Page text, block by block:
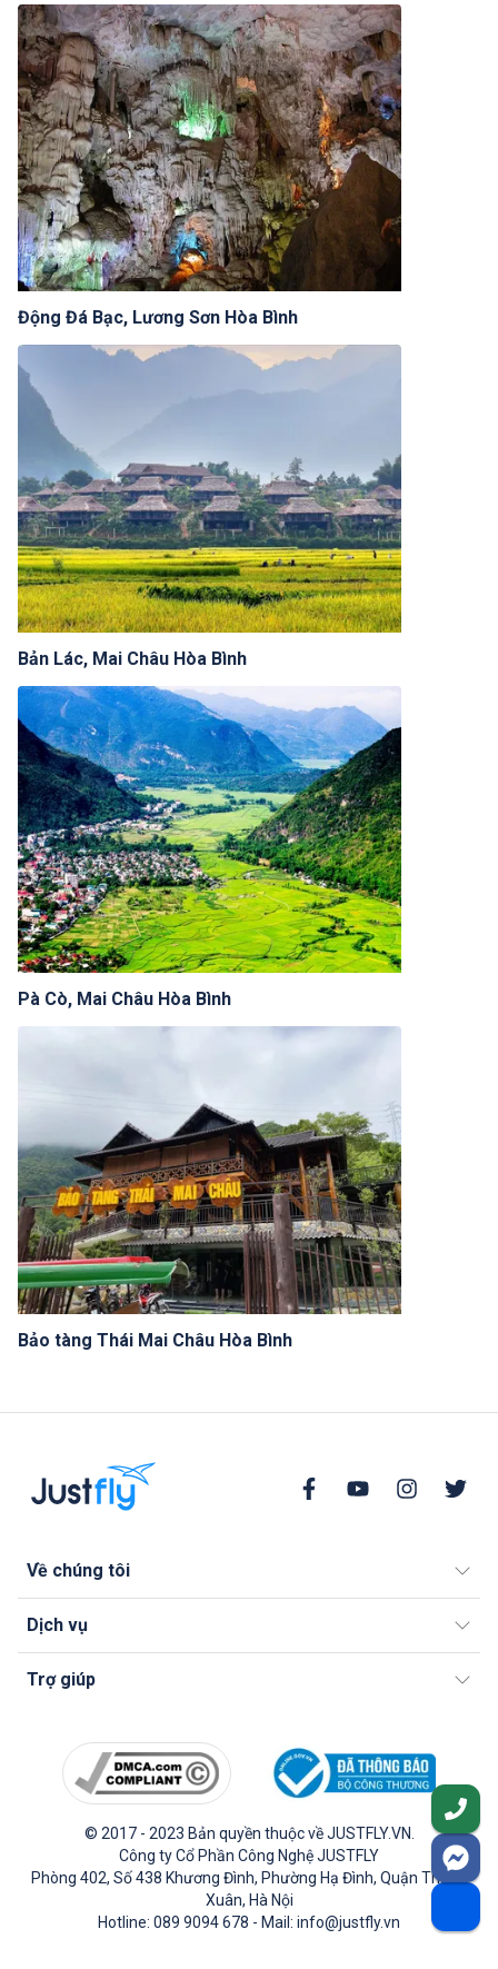
Động Đá Bạc, Lương Sơn Hòa Bình
Bản Lác, Mai Châu Hòa Bình
Pà Cò, Mai Châu Hòa Bình
Bảo tàng Thái Mai Châu Hòa Bình
Về chúng tôi
Dịch vụ
Trợ giúp
© 2017 - 2023 Bản quyền thuộc về JUSTFLY.VN.
Công ty Cổ Phần Công Nghệ JUSTFLY
Phòng 402, Số 438 Khương Đình, Phường Hạ Đình, Quận Thanh
Xuân, Hà Nội
Hotline: 089 9094 678 - Mail: info@justfly.vn